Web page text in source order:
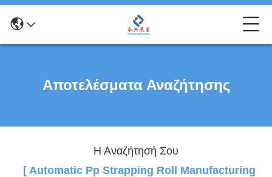
Αποτελέσματα Αναζήτησης
Η Αναζήτησή Σου
[ Automatic Pp Strapping Roll Manufacturing